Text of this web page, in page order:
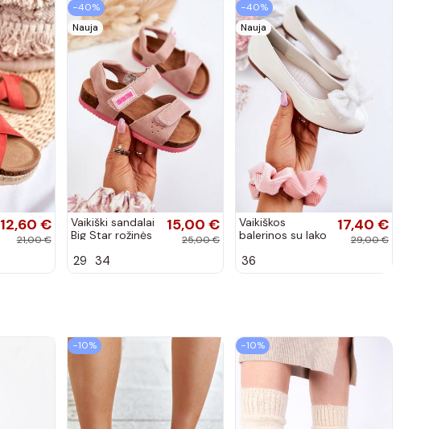
12,60 €
21,00 €
−40%
Nauja
Vaikiški sandalai
Big Star rožinės
15,00 €
25,00 €
29 34
−40%
Nauja
Vaikiškos
balerinos su lako
kaspinais baltos
17,40 €
29,00 €
36
−10% −10%